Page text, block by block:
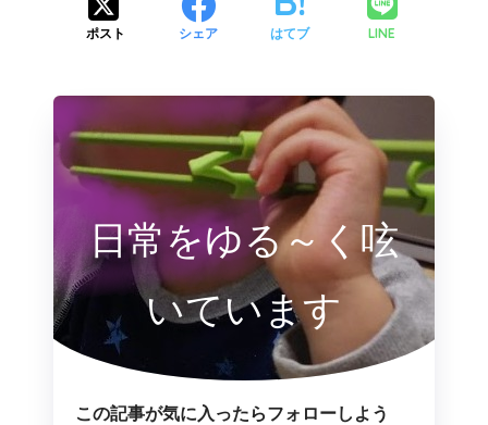
ポスト シェア はてブ LINE
日常をゆる～く呟
いています
この記事が気に入ったらフォローしよう